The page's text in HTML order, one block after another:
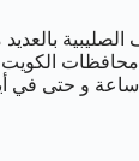
الكويت